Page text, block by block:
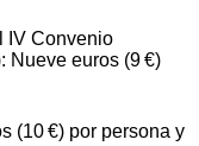
IV Convenio
Nueve euros (9 €)
(10 €) por persona y